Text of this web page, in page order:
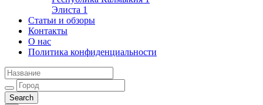
Элиста 1
Статьи и обзоры
Контакты
О нас
Политика конфиденциальности